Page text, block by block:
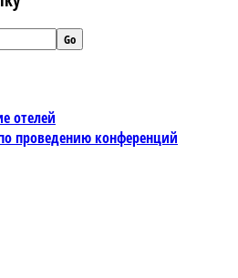
отелей
проведению конференций